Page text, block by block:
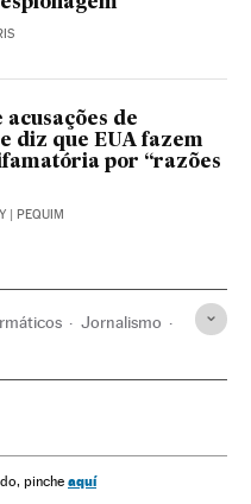
acusações de
diz que EUA fazem
por “razões
| PEQUIM
Jornalismo
pinche aquí